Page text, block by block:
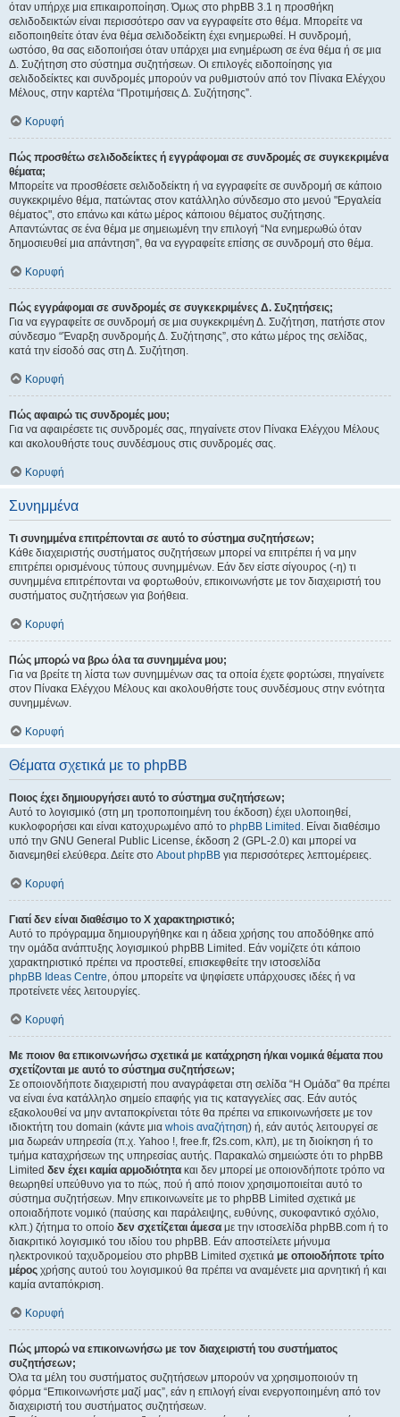
όταν υπήρχε μια επικαιροποίηση. Όμως στο phpBB 3.1 η προσθήκη
σελιδοδεικτών είναι περισσότερο σαν να εγγραφείτε στο θέμα. Μπορείτε να
ειδοποιηθείτε όταν ένα θέμα σελιδοδείκτη έχει ενημερωθεί. Η συνδρομή,
ωστόσο, θα σας ειδοποιήσει όταν υπάρχει μια ενημέρωση σε ένα θέμα ή σε μια
Δ. Συζήτηση στο σύστημα συζητήσεων. Οι επιλογές ειδοποίησης για
σελιδοδείκτες και συνδρομές μπορούν να ρυθμιστούν από τον Πίνακα Ελέγχου
Μέλους, στην καρτέλα “Προτιμήσεις Δ. Συζήτησης”.
Κορυφή
Πώς προσθέτω σελιδοδείκτες ή εγγράφομαι σε συνδρομές σε συγκεκριμένα
θέματα;
Μπορείτε να προσθέσετε σελιδοδείκτη ή να εγγραφείτε σε συνδρομή σε κάποιο
συγκεκριμένο θέμα, πατώντας στον κατάλληλο σύνδεσμο στο μενού "Εργαλεία
θέματος", στο επάνω και κάτω μέρος κάποιου θέματος συζήτησης.
Απαντώντας σε ένα θέμα με σημειωμένη την επιλογή “Να ενημερωθώ όταν
δημοσιευθεί μια απάντηση”, θα να εγγραφείτε επίσης σε συνδρομή στο θέμα.
Κορυφή
Πώς εγγράφομαι σε συνδρομές σε συγκεκριμένες Δ. Συζητήσεις;
Για να εγγραφείτε σε συνδρομή σε μια συγκεκριμένη Δ. Συζήτηση, πατήστε στον
σύνδεσμο “Έναρξη συνδρομής Δ. Συζήτησης”, στο κάτω μέρος της σελίδας,
κατά την είσοδό σας στη Δ. Συζήτηση.
Κορυφή
Πώς αφαιρώ τις συνδρομές μου;
Για να αφαιρέσετε τις συνδρομές σας, πηγαίνετε στον Πίνακα Ελέγχου Μέλους
και ακολουθήστε τους συνδέσμους στις συνδρομές σας.
Κορυφή
Συνημμένα
Τι συνημμένα επιτρέπονται σε αυτό το σύστημα συζητήσεων;
Κάθε διαχειριστής συστήματος συζητήσεων μπορεί να επιτρέπει ή να μην
επιτρέπει ορισμένους τύπους συνημμένων. Εάν δεν είστε σίγουρος (-η) τι
συνημμένα επιτρέπονται να φορτωθούν, επικοινωνήστε με τον διαχειριστή του
συστήματος συζητήσεων για βοήθεια.
Κορυφή
Πώς μπορώ να βρω όλα τα συνημμένα μου;
Για να βρείτε τη λίστα των συνημμένων σας τα οποία έχετε φορτώσει, πηγαίνετε
στον Πίνακα Ελέγχου Μέλους και ακολουθήστε τους συνδέσμους στην ενότητα
συνημμένων.
Κορυφή
Θέματα σχετικά με το phpBB
Ποιος έχει δημιουργήσει αυτό το σύστημα συζητήσεων;
Αυτό το λογισμικό (στη μη τροποποιημένη του έκδοση) έχει υλοποιηθεί,
κυκλοφορήσει και είναι κατοχυρωμένο από το phpBB Limited . Είναι διαθέσιμο
υπό την GNU General Public License, έκδοση 2 (GPL-2.0) και μπορεί να
διανεμηθεί ελεύθερα. Δείτε στο About phpBB για περισσότερες λεπτομέρειες.
Κορυφή
Γιατί δεν είναι διαθέσιμο το Χ χαρακτηριστικό;
Αυτό το πρόγραμμα δημιουργήθηκε και η άδεια χρήσης του αποδόθηκε από
την ομάδα ανάπτυξης λογισμικού phpBB Limited. Εάν νομίζετε ότι κάποιο
χαρακτηριστικό πρέπει να προστεθεί, επισκεφθείτε την ιστοσελίδα
phpBB Ideas Centre, όπου μπορείτε να ψηφίσετε υπάρχουσες ιδέες ή να
προτείνετε νέες λειτουργίες.
Κορυφή
Με ποιον θα επικοινωνήσω σχετικά με κατάχρηση ή/και νομικά θέματα που
σχετίζονται με αυτό το σύστημα συζητήσεων;
Σε οποιονδήποτε διαχειριστή που αναγράφεται στη σελίδα “Η Ομάδα” θα πρέπει
να είναι ένα κατάλληλο σημείο επαφής για τις καταγγελίες σας. Εάν αυτός
εξακολουθεί να μην ανταποκρίνεται τότε θα πρέπει να επικοινωνήσετε με τον
ιδιοκτήτη του domain (κάντε μια whois αναζήτηση) ή, εάν αυτός λειτουργεί σε
μια δωρεάν υπηρεσία (π.χ. Yahoo !, free.fr, f2s.com, κλπ), με τη διοίκηση ή το
τμήμα καταχρήσεων της υπηρεσίας αυτής. Παρακαλώ σημειώστε ότι το phpBB
Limited δεν έχει καμία αρμοδιότητα και δεν μπορεί με οποιονδήποτε τρόπο να
θεωρηθεί υπεύθυνο για το πώς, πού ή από ποιον χρησιμοποιείται αυτό το
σύστημα συζητήσεων. Μην επικοινωνείτε με το phpBB Limited σχετικά με
οποιαδήποτε νομικό (παύσης και παράλειψης, ευθύνης, συκοφαντικό σχόλιο,
κλπ.) ζήτημα το οποίο δεν σχετίζεται άμεσα με την ιστοσελίδα phpBB.com ή το
διακριτικό λογισμικό του ιδίου του phpBB. Εάν αποστείλετε μήνυμα
ηλεκτρονικού ταχυδρομείου στο phpBB Limited σχετικά με οποιοδήποτε τρίτο
μέρος χρήσης αυτού του λογισμικού θα πρέπει να αναμένετε μια αρνητική ή και
καμία ανταπόκριση.
Κορυφή
Πώς μπορώ να επικοινωνήσω με τον διαχειριστή του συστήματος
συζητήσεων;
Όλα τα μέλη του συστήματος συζητήσεων μπορούν να χρησιμοποιούν τη
φόρμα “Επικοινωνήστε μαζί μας”, εάν η επιλογή είναι ενεργοποιημένη από τον
διαχειριστή του συστήματος συζητήσεων.